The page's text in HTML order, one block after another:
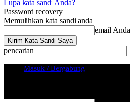
Lupa kata sandi Anda?
Password recovery
Memulihkan kata sandi anda
email Anda
pencarian
Masuk / Bergabung